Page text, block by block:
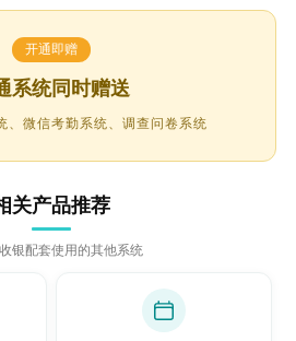
开通即赠
系统同时赠送
、微信考勤系统、调查问卷系统
关产品推荐
银配套使用的其他系统